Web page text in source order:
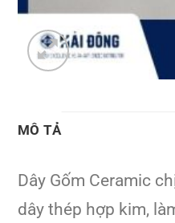
MÔ TẢ
Dây Gốm Ceramic
dây thép hợp kim,